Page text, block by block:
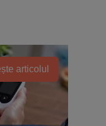
articolul